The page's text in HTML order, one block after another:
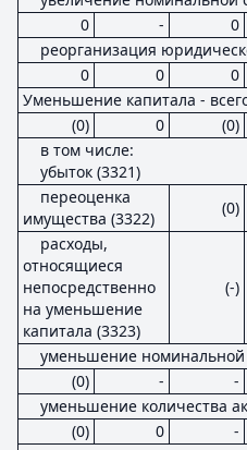
0
- 0
реорганизация
0
0 0
Уменьшение капитала -
(0)
0 (0)
в том числе:
убыток (3321)
переоценка
имущества (3322)
(0)
расходы,
относящиеся
непосредственно
на уменьшение
капитала (3323)
(-)
уменьшение номинальной
(0)
- -
уменьшение количества
(0)
0 -